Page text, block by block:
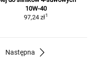
10W-40
97,24 zł1
Następna